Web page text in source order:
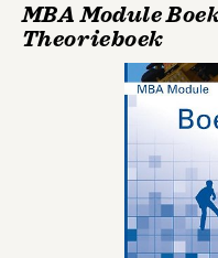
MBA Module
Theorieboek